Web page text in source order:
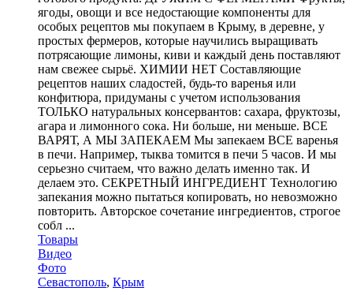
ягоды, овощи и все недостающие компоненты для
особых рецептов мы покупаем в Крыму, в деревне, у
простых фермеров, которые научились выращивать
потрясающие лимоны, киви и каждый день поставляют
нам свежее сырьё. ХИМИИ НЕТ Составляющие
рецептов наших сладостей, будь-то варенья или
конфитюра, придуманы с учетом использования
ТОЛЬКО натуральных консервантов: сахара, фруктозы,
агара и лимонного сока. Ни больше, ни меньше. ВСЕ
ВАРЯТ, А МЫ ЗАПЕКАЕМ Мы запекаем ВСЕ варенья
в печи. Например, тыква томится в печи 5 часов. И мы
серьезно считаем, что важно делать именно так. И
делаем это. СЕКРЕТНЫЙ ИНГРЕДИЕНТ Технологию
запекания можно пытаться копировать, но невозможно
повторить. Авторское сочетание ингредиентов, строгое
собл ...
Товары
Видео
Фото
Севастополь, Крым